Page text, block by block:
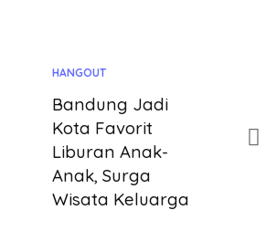
HANGOUT
Bandung Jadi
Kota Favorit
Liburan Anak-
Anak, Surga
Wisata Keluarga